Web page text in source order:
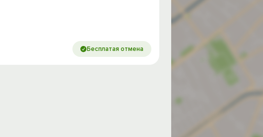
Бесплатая отмена